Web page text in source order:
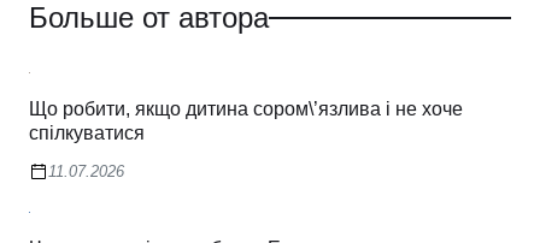
Больше от автора
Що робити, якщо дитина сором\’язлива і не хоче
спілкуватися
11.07.2026